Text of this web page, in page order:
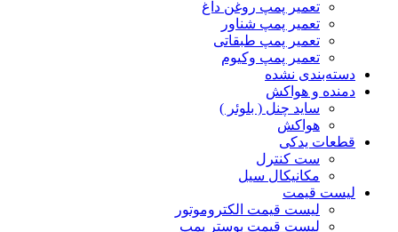
تعمیر پمپ روغن داغ
تعمیر پمپ شناور
تعمیر پمپ طبقاتی
تعمیر پمپ وکیوم
دسته‌بندی نشده
دمنده و هواکش
ساید چنل ( بلوئر )
هواکش
قطعات یدکی
ست کنترل
مکانیکال سیل
لیست قیمت
لیست قیمت الکتروموتور
لیست قیمت بوستر پمپ